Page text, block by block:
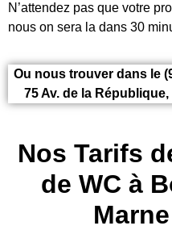
N’attendez pas que votre
nous on sera la dans 30
Ou nous trouver dans le
75 Av. de la
Nos Tarifs
de WC à